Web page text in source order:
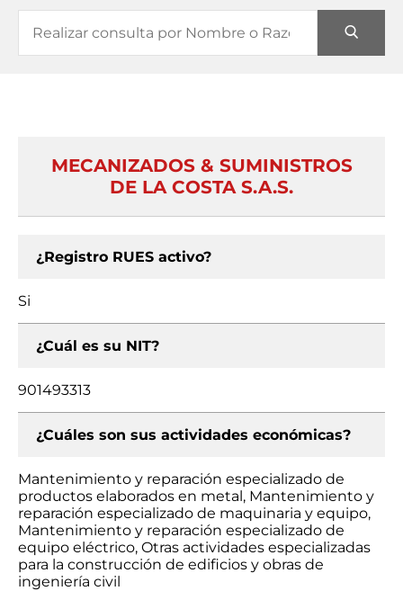
MECANIZADOS & SUMINISTROS
DE LA COSTA S.A.S.
¿Registro RUES activo?
Si
¿Cuál es su NIT?
901493313
¿Cuáles son sus actividades económicas?
Mantenimiento y reparación especializado de
productos elaborados en metal, Mantenimiento y
reparación especializado de maquinaria y equipo,
Mantenimiento y reparación especializado de
equipo eléctrico, Otras actividades especializadas
para la construcción de edificios y obras de
ingeniería civil